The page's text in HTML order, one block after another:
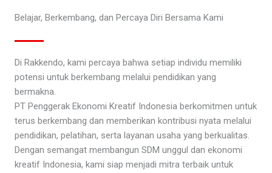
Belajar, Berkembang, dan Percaya Diri Bersama Kami
Di Rakkendo, kami percaya bahwa setiap individu memiliki
potensi untuk berkembang melalui pendidikan yang
bermakna.
PT Penggerak Ekonomi Kreatif Indonesia berkomitmen untuk
terus berkembang dan memberikan kontribusi nyata melalui
pendidikan, pelatihan, serta layanan usaha yang berkualitas.
Dengan semangat membangun SDM unggul dan ekonomi
kreatif Indonesia, kami siap menjadi mitra terbaik untuk